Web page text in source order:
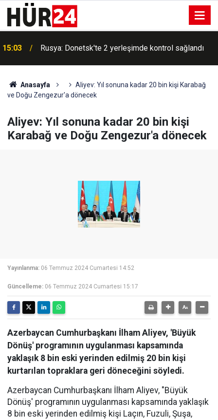
15:03 Rusya: Donetsk'te 2 yerleşimde kontrol sağlandı
Anasayfa
Aliyev: Yıl sonuna kadar 20 bin kişi Karabağ
ve Doğu Zengezur'a dönecek
Aliyev: Yıl sonuna kadar 20 bin kişi
Karabağ ve Doğu Zengezur'a dönecek
Yayınlanma: 06 Temmuz 2024 Cumartesi 14:52
Güncelleme: 06 Temmuz 2024 Cumartesi 15:17
Azerbaycan Cumhurbaşkanı İlham Aliyev, 'Büyük
Dönüş' programının uygulanması kapsamında
yaklaşık 8 bin eski yerinden edilmiş 20 bin kişi
kurtarılan topraklara geri döneceğini söyledi.
Azerbaycan Cumhurbaşkanı İlham Aliyev, "Büyük
Dönüş' programının uygulanması kapsamında yaklaşık
8 bin eski yerinden edilmiş kişi Laçın, Fuzuli, Şuşa,